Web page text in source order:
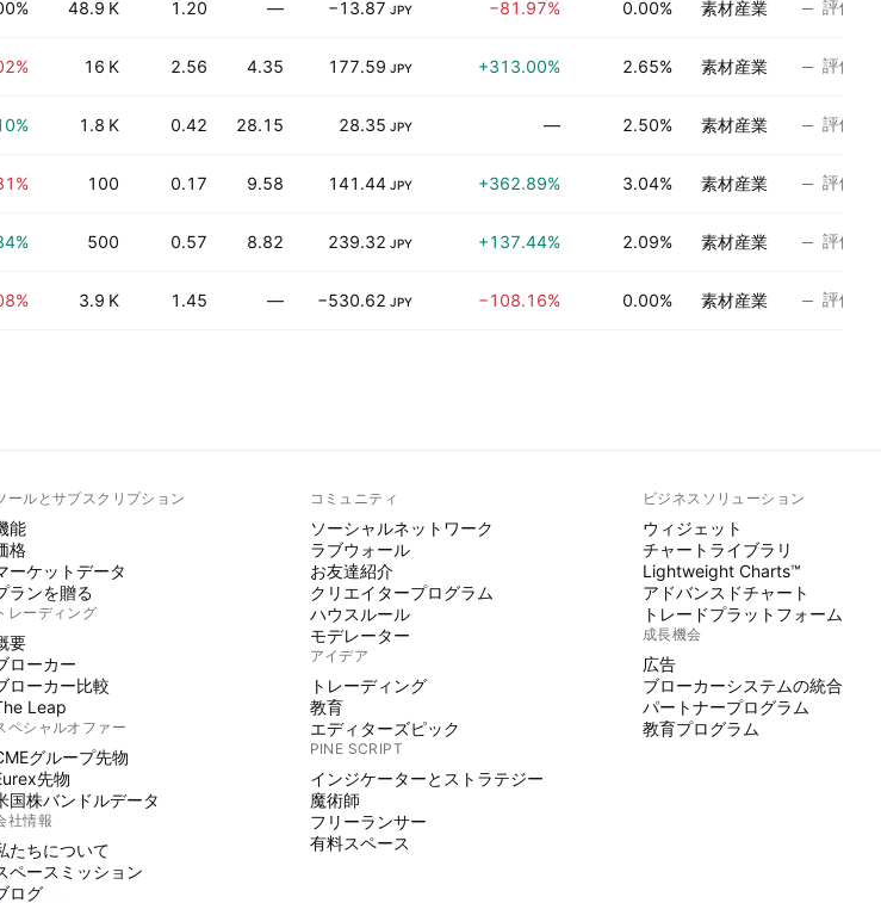
48.9 K 1.20 — −13.87 JPY −81.97% 0.00% 素材産業 評価な
16 K 2.56 4.35 177.59 JPY +313.00% 2.65% 素材産業 評価な
1.8 K 0.42 28.15 28.35 JPY — 2.50% 素材産業 評価な
100 0.17 9.58 141.44 JPY +362.89% 3.04% 素材産業 評価な
500 0.57 8.82 239.32 JPY +137.44% 2.09% 素材産業 評価な
3.9 K 1.45 — −530.62 JPY −108.16% 0.00% 素材産業 評価な
ールとサブスクリプション
能
格
ーケットデータ
ランを贈る
レーディング
要
ローカー
ローカー比較
Leap
ペシャルオファー
グループ先物
先物
国株バンドルデータ
社情報
たちについて
ペースミッション
ログ
コミュニティ
ソーシャルネットワーク
ラブウォール
お友達紹介
クリエイタープログラム
ハウスルール
モデレーター
アイデア
トレーディング
教育
エディターズピック
PINE SCRIPT
インジケーターとストラテジー
魔術師
フリーランサー
有料スペース
ビジネスソリューション
ウィジェット
チャートライブラリ
Lightweight Charts™
アドバンスドチャート
トレードプラットフォーム
成長機会
広告
ブローカーシステムの統合
パートナープログラム
教育プログラム